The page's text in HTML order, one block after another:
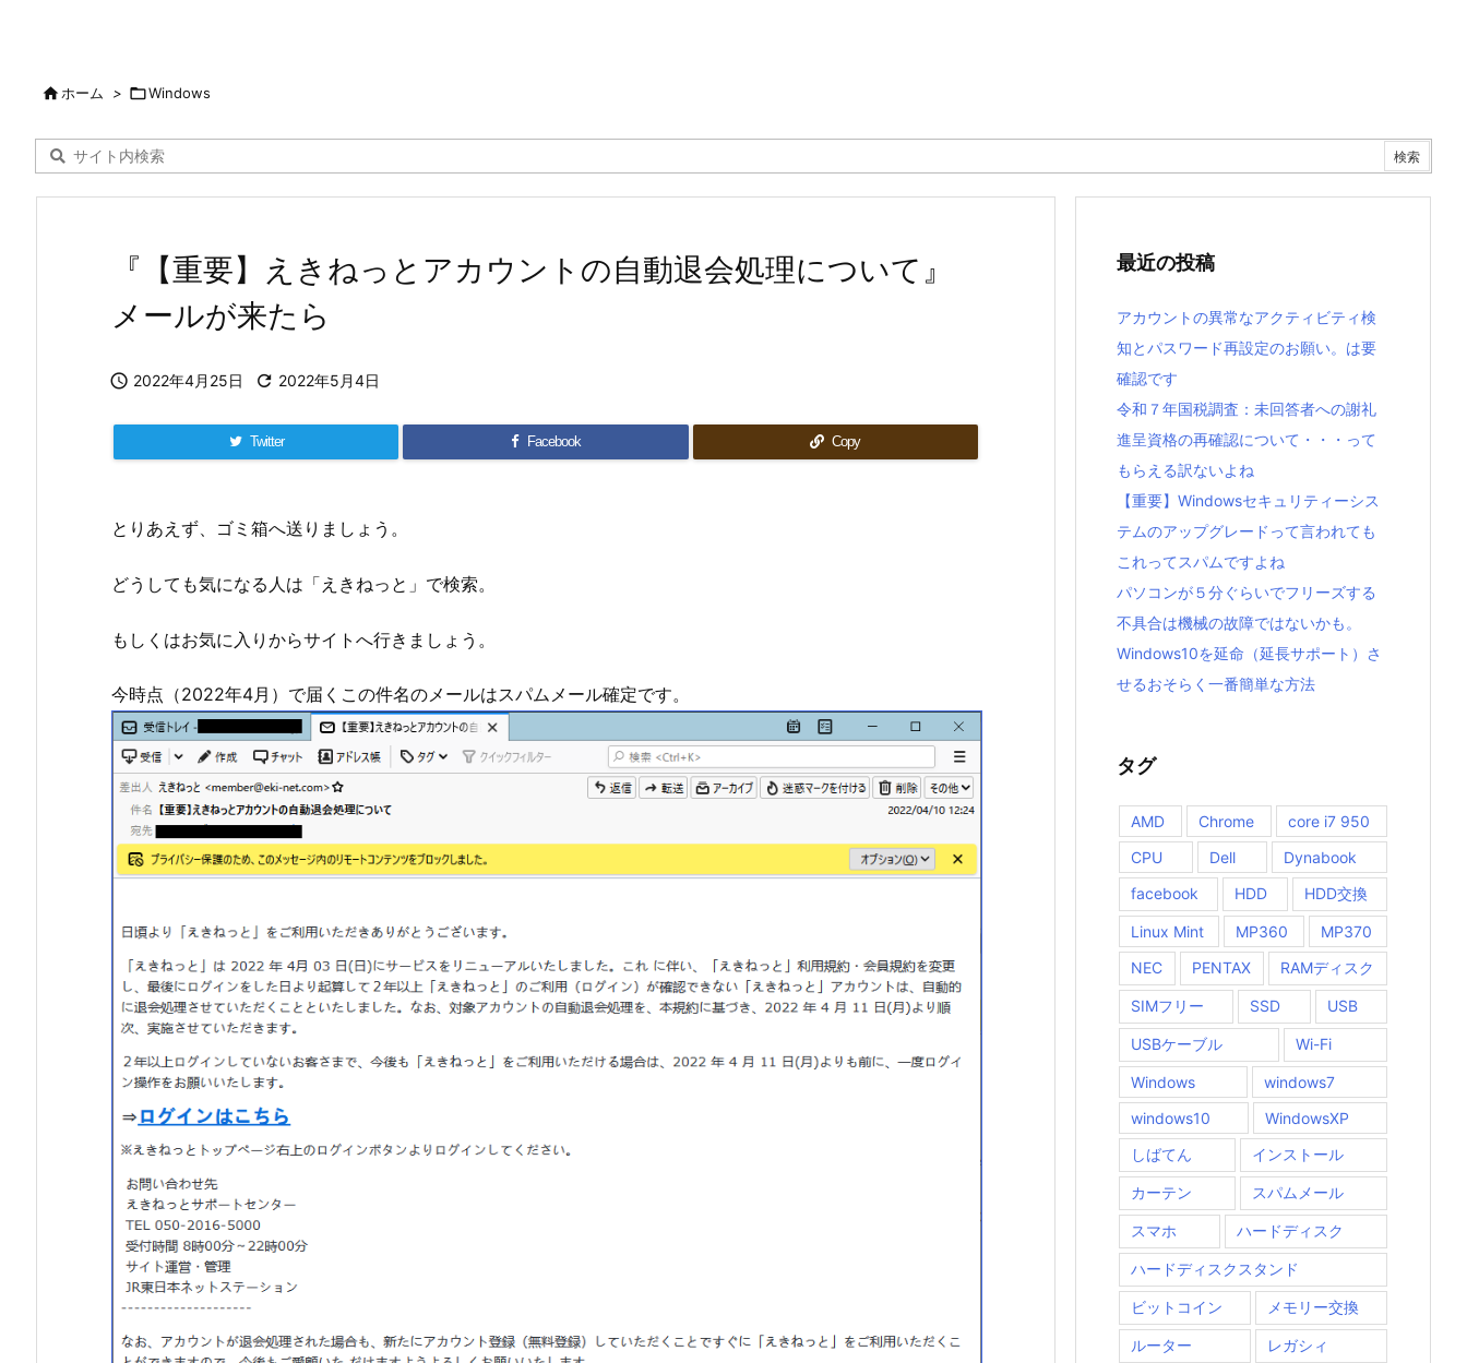
ホーム > Windows
『【重要】えきねっとアカウントの自動退会処理について』
メールが来たら
 2022年4月25日  2022年5月4日
Twitter Facebook Copy
とりあえず、ゴミ箱へ送りましょう。
どうしても気になる人は「えきねっと」で検索。
もしくはお気に入りからサイトへ行きましょう。
今時点（2022年4月）で届くこの件名のメールはスパムメール確定です。
最近の投稿
アカウントの異常なアクティビティ検
知とパスワード再設定のお願い。は要
確認です
令和７年国税調査：未回答者への謝礼
進呈資格の再確認について・・・って
もらえる訳ないよね
【重要】Windowsセキュリティーシス
テムのアップグレードって言われても
これってスパムですよね
パソコンが５分ぐらいでフリーズする
不具合は機械の故障ではないかも。
Windows10を延命（延長サポート）さ
せるおそらく一番簡単な方法
タグ
AMD Chrome
core i7 950
CPU
Dell
Dynabook
facebook
HDD HDD交換
Linux Mint MP360
MP370
NEC
PENTAX RAMディスク
SIMフリー SSD USB
USBケーブル Wi-Fi
Windows
windows7
windows10
WindowsXP
しばてん
インストール
カーテン スパムメール
スマホ ハードディスク
ハードディスクスタンド
ビットコイン メモリー交換
ルーター レガシィ